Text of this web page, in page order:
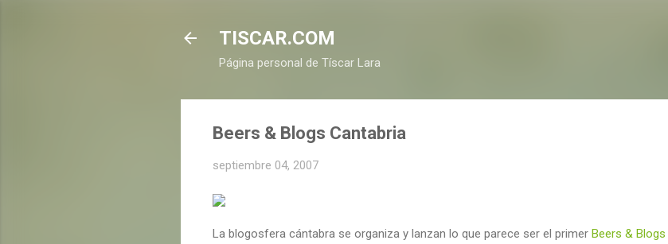
TISCAR.COM
Página personal de Tíscar Lara
Beers & Blogs Cantabria
septiembre 04, 2007
La blogosfera cántabra se organiza y lanzan lo que parece ser el primer Beers & Blogs